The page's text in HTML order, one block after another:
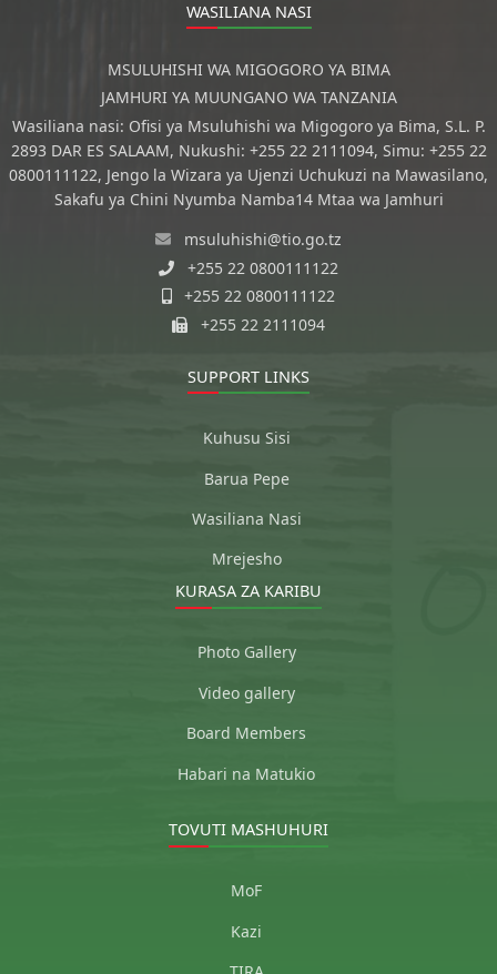
WASILIANA NASI
MSULUHISHI WA MIGOGORO YA BIMA
JAMHURI YA MUUNGANO WA TANZANIA
Wasiliana nasi: Ofisi ya Msuluhishi wa Migogoro ya Bima, S.L. P.
2893 DAR ES SALAAM, Nukushi: +255 22 2111094, Simu: +255 22
0800111122, Jengo la Wizara ya Ujenzi Uchukuzi na Mawasilano,
Sakafu ya Chini Nyumba Namba14 Mtaa wa Jamhuri
msuluhishi@tio.go.tz
+255 22 0800111122
+255 22 0800111122
+255 22 2111094
SUPPORT LINKS
Kuhusu Sisi
Barua Pepe
Wasiliana Nasi
Mrejesho
KURASA ZA KARIBU
Photo Gallery
Video gallery
Board Members
Habari na Matukio
TOVUTI MASHUHURI
MoF
Kazi